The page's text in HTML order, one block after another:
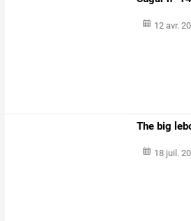
12 avr.
The big
18 juil.